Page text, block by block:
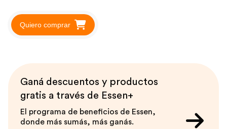
Quiero comprar
Ganá descuentos y productos
gratis a través de Essen+
El programa de beneficios de Essen,
donde más sumás, más ganás.